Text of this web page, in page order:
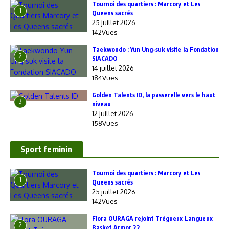
1
‎Tournoi des quartiers : Marcory et Les
Queens sacrés
25 juillet 2026
142Vues
2
Taekwondo : Yun Ung-suk visite la Fondation
SIACADO
14 juillet 2026
184Vues
3
Golden Talents ID, la passerelle vers le haut
niveau
12 juillet 2026
158Vues
Sport feminin
1
‎Tournoi des quartiers : Marcory et Les
Queens sacrés
25 juillet 2026
142Vues
2
Flora OURAGA rejoint Trégueux Langueux